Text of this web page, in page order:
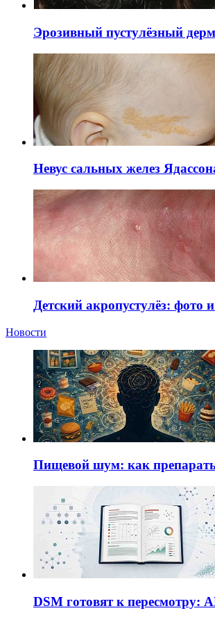
Эрозивный пустулёзный
Невус сальных желез
Детский акропустулёз: фото
Новости
Пищевой шум: как
DSM готовят к пересмотру: